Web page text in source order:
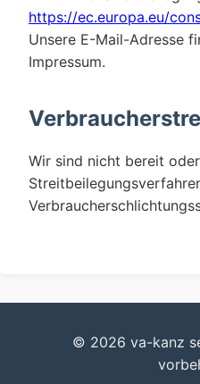
https://ec.europa.eu/
Unsere E-Mail-Adresse
Impressum.
Wir sind nicht bereit
© 2026 va-kanz